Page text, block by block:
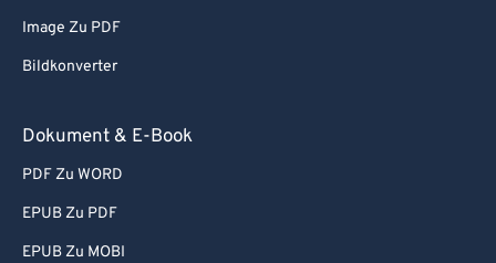
Image Zu PDF
Bildkonverter
Dokument & E-Book
PDF Zu WORD
EPUB Zu PDF
EPUB Zu MOBI